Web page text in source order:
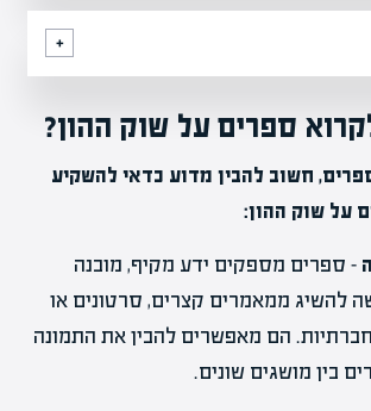
ספרים על שוק ההון?
חשוב להבין מדוע כדאי להשקיע
על שוק ההון:
– ספרים מספקים ידע מקיף, מובנה
להשיג ממאמרים קצרים, סרטונים או
הם מאפשרים להבין את התמונה
בין מושגים שונים.